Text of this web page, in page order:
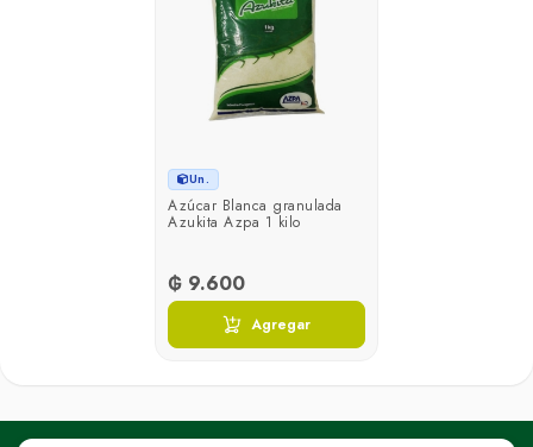
Un.
Azúcar Blanca granulada
Azukita Azpa 1 kilo
₲ 9.600
Agregar